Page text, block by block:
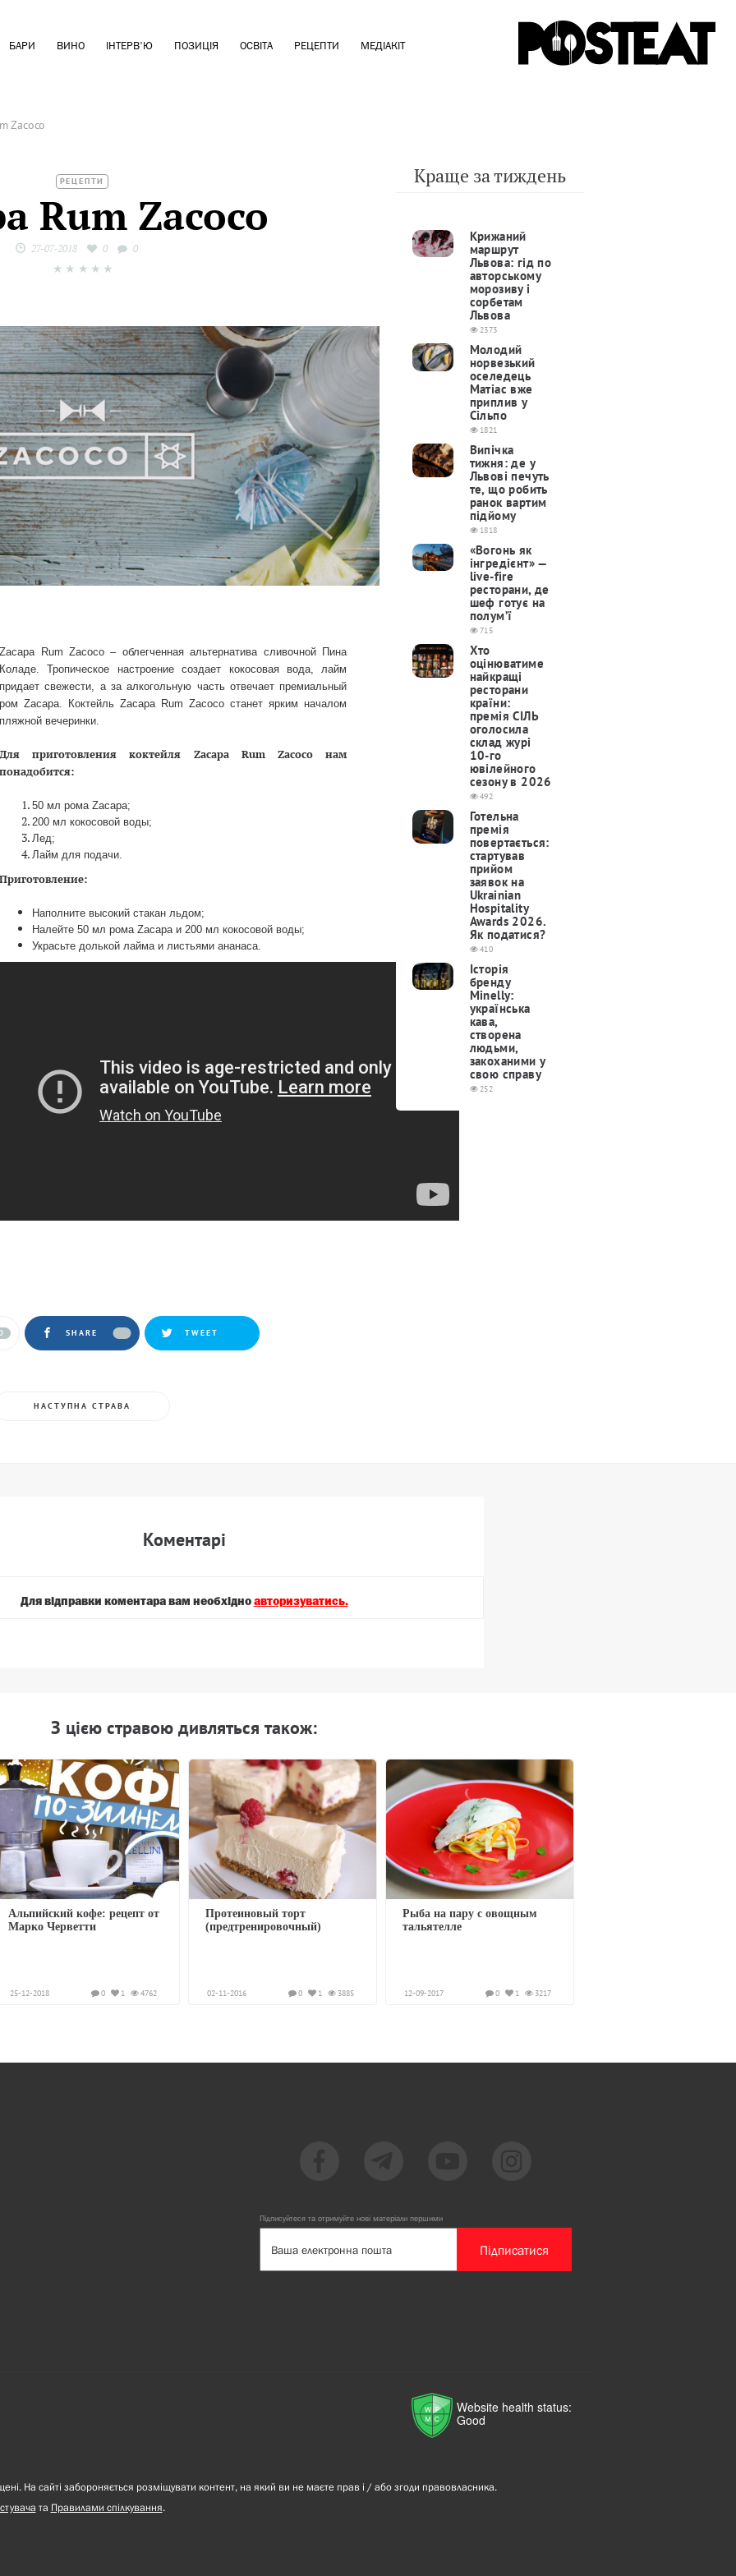
БАРИ ВИНО ІНТЕРВ'Ю ПОЗИЦІЯ ОСВІТА РЕЦЕПТИ МЕДІАКІТ
Zacoco
РЕЦЕПТИ
Rum Zacoco
27-07-2018 0 0
★
★
★
★
★
Zacapa Rum Zacoco – облегченная альтернатива сливочной Пина
Коладе. Тропическое настроение создает кокосовая вода, лайм
придает свежести, а за алкогольную часть отвечает премиальный
ром Zacapa. Коктейль Zacapa Rum Zacoco станет ярким началом
пляжной вечеринки.
Для приготовления коктейля Zacapa Rum Zacoco нам
понадобится:
50 мл рома Zacapa;
200 мл кокосовой воды;
Лед;
Лайм для подачи.
Приготовление:
Наполните высокий стакан льдом;
Налейте 50 мл рома Zacapa и 200 мл кокосовой воды;
Украсьте долькой лайма и листьями ананаса.
SHARE TWEET
НАСТУПНА СТРАВА
Краще за тиждень
Крижаний
маршрут
Львова: гід по
авторському
морозиву і
сорбетам
Львова
2373
Молодий
норвезький
оселедець
Матіас вже
приплив у
Сільпо
1821
Випічка
тижня: де у
Львові печуть
те, що робить
ранок вартим
підйому
1818
«Вогонь як
інгредієнт» —
live-fire
ресторани, де
шеф готує на
полум’ї
715
Хто
оцінюватиме
найкращі
ресторани
країни:
премія СІЛЬ
оголосила
склад журі
10-го
ювілейного
сезону в 2026
492
Готельна
премія
повертається:
cтартував
прийом
заявок на
Ukrainian
Hospitality
Awards 2026.
Як податися?
410
Історія
бренду
Minelly:
українська
кава,
створена
людьми,
закоханими у
свою справу
252
Коментарi
Для вiдправки коментара вам необхiдно авторизуватись.
З цiєю стравою дивляться також:
Альпийский кофе: рецепт от
Марко Черветти
25-12-2018 4762
1
0
Протеиновый торт
(предтренировочный)
02-11-2016 3885
1
0
Рыба на пару с овощным
тальятелле
12-09-2017 3217
1
0
Підписуйтеся та отримуйте нові матеріали першими
Підписатися
Website health status:
Good
На сайті забороняється розміщувати контент, на який ви не маєте прав і / або згоди правовласника.
та Правилами спілкування.